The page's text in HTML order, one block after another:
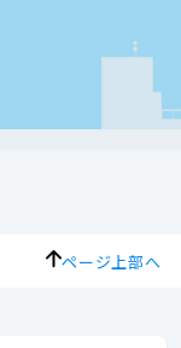
ページ上部へ